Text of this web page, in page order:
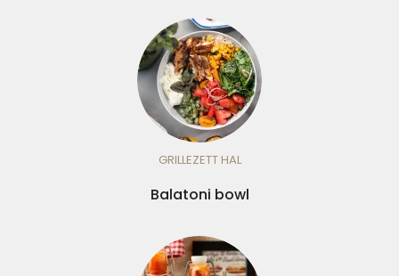
GRILLEZETT HAL
Balatoni bowl